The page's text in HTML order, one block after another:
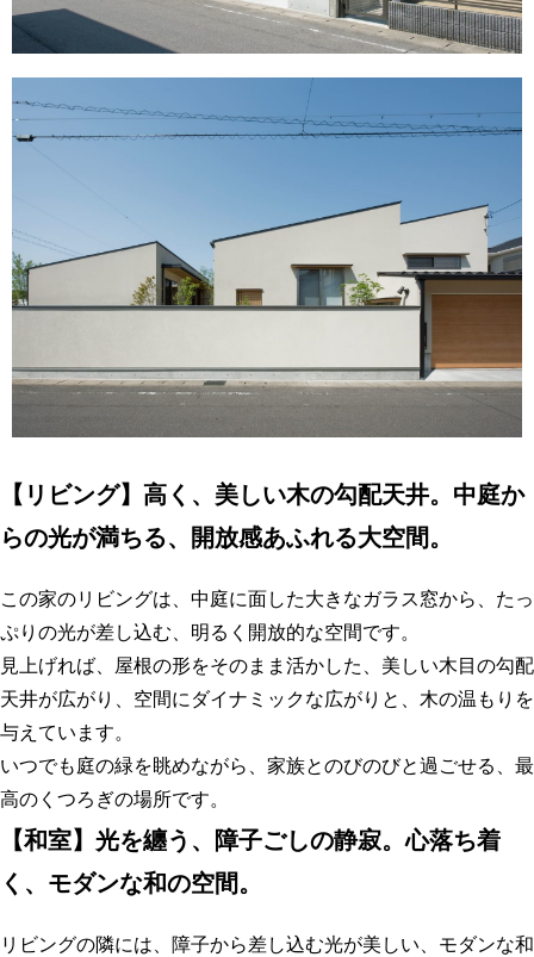
【 リビング】高く、美しい木の勾配天井。中庭か
らの光が満ちる、開放感あふれる大空間 。
この家のリビングは、中庭に面した大きなガラス窓から、たっ
ぷりの光が差し込む、明るく開放的な空間です。
見上げれば、屋根の形をそのまま活かした、美しい木目の勾配
天井が広がり、空間にダイナミックな広がりと、木の温もりを
与えています。
いつでも庭の緑を眺めながら、家族とのびのびと過ごせる、最
高のくつろぎの場所です。
【和室】光を纏う、障子ごしの静寂。心落ち着
く、モダンな和の空間 。
リビングの隣には、障子から差し込む光が美しい、モダンな和